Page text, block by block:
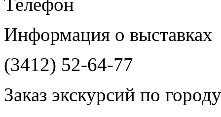
Информация о выставках
(3412) 52-64-77
Заказ экскурсий по городу